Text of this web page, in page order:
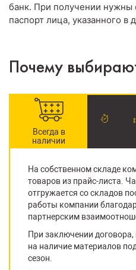
банк. При получении нужны
паспорт лица, указанного в
Почему
Всегда в
наличии
На собственном складе
товаров из прайс-листа.
отгружается со складов
работы компании
партнерским
При заключении
на наличие материалов
сезон.